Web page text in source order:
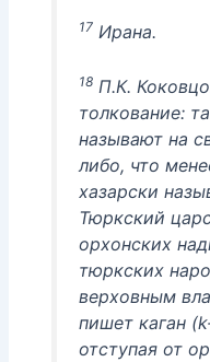
17Ирана.
18П.К.
толкование:
называют на
либо, что
хазарски
Тюркский
орхонских
тюркских
верховным
пишет каган
отступая от